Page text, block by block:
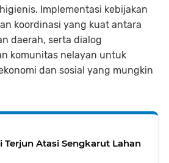
Implementasi kebijakan
koordinasi yang kuat antara
daerah, serta dialog
komunitas nelayan untuk
dan sosial yang mungkin
Atasi Sengkarut Lahan